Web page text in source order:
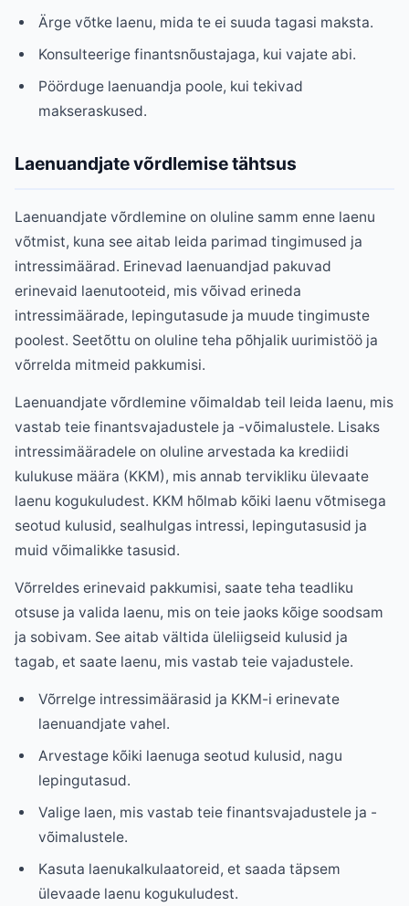
Ärge võtke laenu, mida te ei suuda tagasi maksta.
Konsulteerige finantsnõustajaga, kui vajate abi.
Pöörduge laenuandja poole, kui tekivad
makseraskused.
Laenuandjate võrdlemise tähtsus
Laenuandjate võrdlemine on oluline samm enne laenu
võtmist, kuna see aitab leida parimad tingimused ja
intressimäärad. Erinevad laenuandjad pakuvad
erinevaid laenutooteid, mis võivad erineda
intressimäärade, lepingutasude ja muude tingimuste
poolest. Seetõttu on oluline teha põhjalik uurimistöö ja
võrrelda mitmeid pakkumisi.
Laenuandjate võrdlemine võimaldab teil leida laenu, mis
vastab teie finantsvajadustele ja -võimalustele. Lisaks
intressimääradele on oluline arvestada ka krediidi
kulukuse määra (KKM), mis annab tervikliku ülevaate
laenu kogukuludest. KKM hõlmab kõiki laenu võtmisega
seotud kulusid, sealhulgas intressi, lepingutasusid ja
muid võimalikke tasusid.
Võrreldes erinevaid pakkumisi, saate teha teadliku
otsuse ja valida laenu, mis on teie jaoks kõige soodsam
ja sobivam. See aitab vältida üleliigseid kulusid ja
tagab, et saate laenu, mis vastab teie vajadustele.
Võrrelge intressimäärasid ja KKM-i erinevate
laenuandjate vahel.
Arvestage kõiki laenuga seotud kulusid, nagu
lepingutasud.
Valige laen, mis vastab teie finantsvajadustele ja -
võimalustele.
Kasuta laenukalkulaatoreid, et saada täpsem
ülevaade laenu kogukuludest.